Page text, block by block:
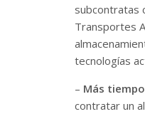
subcontratas
Transportes
tecnologías
– Más
contratar un